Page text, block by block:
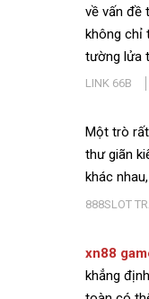
về vấn đề
không chỉ
tường lửa
LINK 66B
Một trò
thư giãn
khác
888SLOT
xn88
khẳng